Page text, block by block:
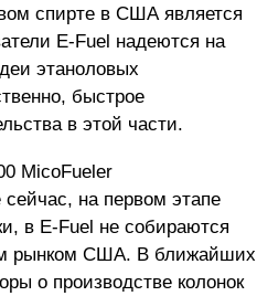
спирте в США является
E-Fuel надеются на
этаноловых
быстрое
в этой части.
на первом этапе
в E-Fuel не собираются
рынком США. В ближайших
о производстве колонок